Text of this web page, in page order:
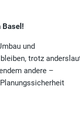
Basel!
und
trotz
andere –